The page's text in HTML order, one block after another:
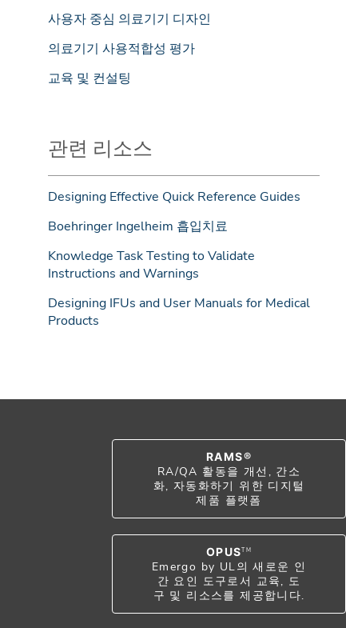
사용자 중심 의료기기 디자인
의료기기 사용적합성 평가
교육 및 컨설팅
관련 리소스
Designing Effective Quick Reference Guides
Boehringer Ingelheim 흡입치료
Knowledge Task Testing to Validate
Instructions and Warnings
Designing IFUs and User Manuals for Medical
Products
RAMS®
RA/QA 활동을 개선, 간소
화, 자동화하기 위한 디지털
제품 플랫폼
OPUSTM
Emergo by UL의 새로운 인
간 요인 도구로서 교육, 도
구 및 리소스를 제공합니다.